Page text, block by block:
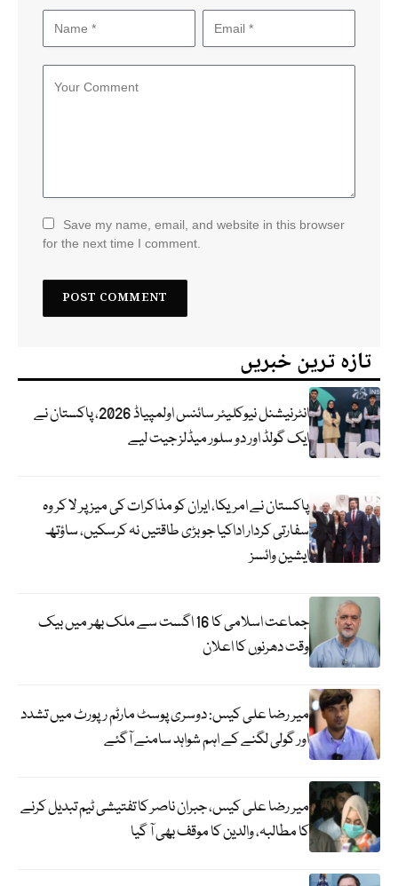
Save my name, email, and website in this browser
for the next time I comment.
تازہ ترین خبریں
انٹرنیشنل نیوکلیئر سائنس اولمپیاڈ 2026، پاکستان نے
ایک گولڈ اور دو سلور میڈلز جیت لیے
پاکستان نے امریکا، ایران کو مذاکرات کی میز پر لا کر وہ
سفارتی کردار اداکیا جو بڑی طاقتیں نہ کرسکیں، ساؤتھ
ایشین وائسز
جماعت اسلامی کا 16 اگست سے ملک بھر میں بیک
وقت دھرنوں کا اعلان
میر رضا علی کیس: دوسری پوسٹ مارٹم رپورٹ میں تشدد
اور گولی لگنے کے اہم شواہد سامنے آگئے
میر رضا علی کیس، جبران ناصر کا تفتیشی ٹیم تبدیل کرنے
کا مطالبہ، والدین کا موقف بھی آ گیا